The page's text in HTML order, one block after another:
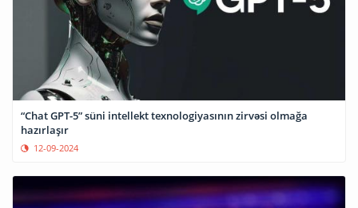
“Chat GPT-5” süni intellekt texnologiyasının zirvəsi olmağa
hazırlaşır
12-09-2024